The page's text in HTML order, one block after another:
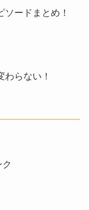
ードまとめ！
わらない！